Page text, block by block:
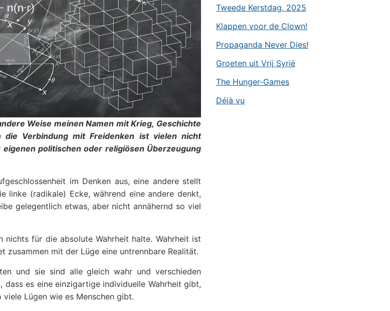
Weise meinen Namen mit Krieg, Geschichte
Verbindung mit Freidenken ist vielen nicht
politischen oder religiösen Überzeugung
im Denken aus, eine andere stellt
linke (radikale) Ecke, während eine andere denkt,
gelegentlich etwas, aber nicht annähernd so viel
für die absolute Wahrheit halte. Wahrheit ist
mit der Lüge eine untrennbare Realität.
und sie sind alle gleich wahr und verschieden
es eine einzigartige individuelle Wahrheit gibt,
Lügen wie es Menschen gibt.
Tweede Kerstdag, 2025
Klappen voor de Clown!
Propaganda Never Dies!
Groeten uit Vrij Syrië
The Hunger-Games
Déjà vu